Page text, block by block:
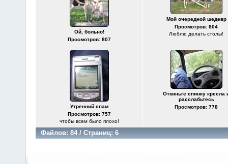
Ой, больно!
Просмотров: 807
Мой очередной шедевр
Просмотров: 804
Люблю делать столы!
Утренний спам
Просмотров: 757
чтобы всем было плохо!
Откиньте спинку кресла
расслабьтесь
Просмотров: 778
Файлов: 84 / Страниц: 6